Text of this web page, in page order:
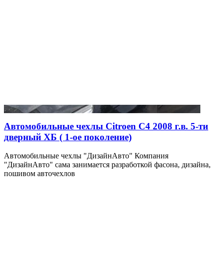
Автомобильные чехлы Citroen C4 2008 г.в. 5-ти
дверный ХБ ( 1-ое поколение)
Автомобильные чехлы "ДизайнАвто" Компания
"ДизайнАвто" сама занимается разработкой фасона, дизайна,
пошивом авточехлов